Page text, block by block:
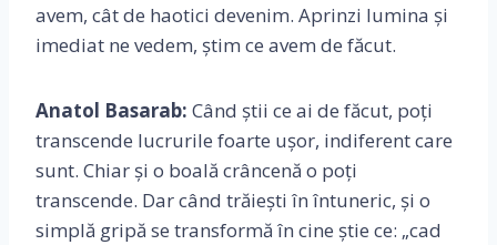
avem, cât de haotici devenim. Aprinzi lumina și
imediat ne vedem, știm ce avem de făcut.
Anatol Basarab: Când știi ce ai de făcut, poți
transcende lucrurile foarte ușor, indiferent care
sunt. Chiar și o boală crâncenă o poți
transcende. Dar când trăiești în întuneric, și o
simplă gripă se transformă în cine știe ce: „cad